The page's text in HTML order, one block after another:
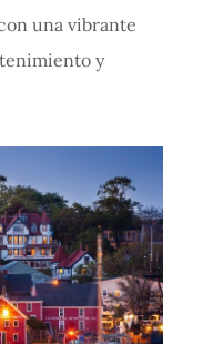
una vibrante
y